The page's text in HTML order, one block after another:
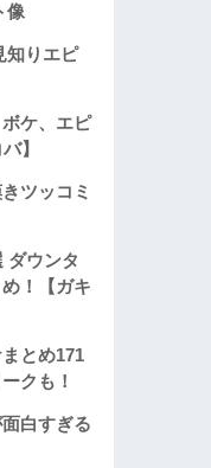
像
知りエピ
ケ、エピ
】
ツッコミ
ダウンタ
！【ガキ
とめ171
クも！
白すぎる